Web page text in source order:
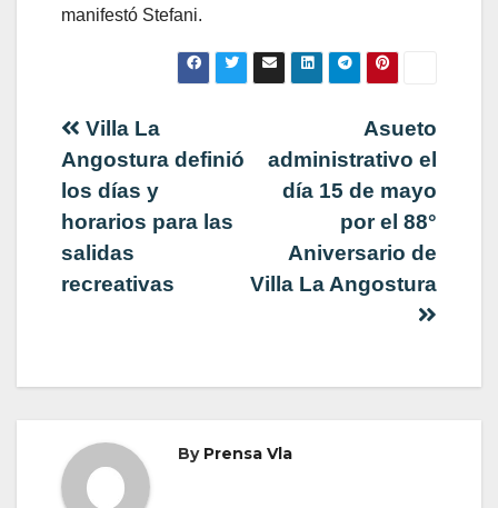
manifestó Stefani.
Navegación
de
entradas
Asueto
administrativo el
día 15 de mayo
por el 88°
Aniversario de
Villa La Angostura
Villa La
Angostura definió
los días y
horarios para las
salidas
recreativas
By Prensa Vla